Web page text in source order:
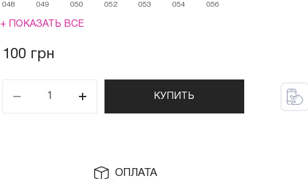
048 049 050 052 053 054 056
+ ПОКАЗАТЬ ВСЕ
100 грн
КУПИТЬ
ОПЛАТА